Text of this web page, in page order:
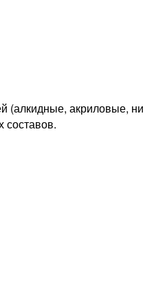
(алкидные, акриловые,
составов.